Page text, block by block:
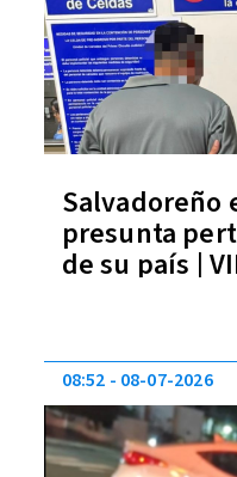
Salvadoreño
presunta
de su país |
08:52 08-07-2026